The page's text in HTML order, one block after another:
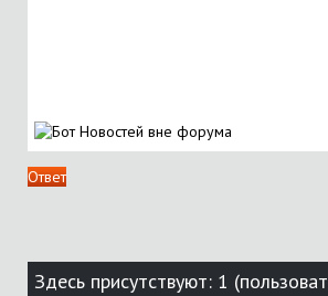
Ответ
Здесь присутствуют: 1